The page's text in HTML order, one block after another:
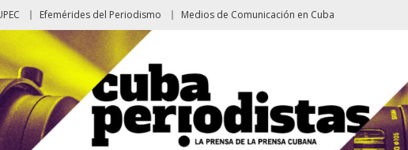
Efemérides del Periodismo Medios de Comunicación en Cuba